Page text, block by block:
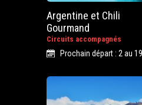
Argentine et Chili
Gourmand
Circuits accompagnés
Prochain départ : 2 au